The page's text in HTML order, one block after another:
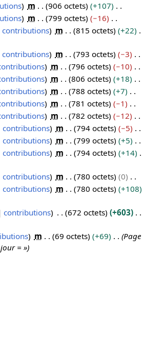
m 906 octets
+107
m 799 octets
−16
contributions m 815 octets +22
contributions m 793 octets
−3
m 796 octets
−10
m 806 octets
+18
m 788 octets
+7
m 781 octets
−1
m 782 octets
−12
contributions m 794 octets
−5
contributions m 799 octets
+5
contributions m 794 octets +14
contributions m 780 octets
0
contributions m 780 octets +108
contributions 672 octets
+603
m 69 octets +69
Page
= »